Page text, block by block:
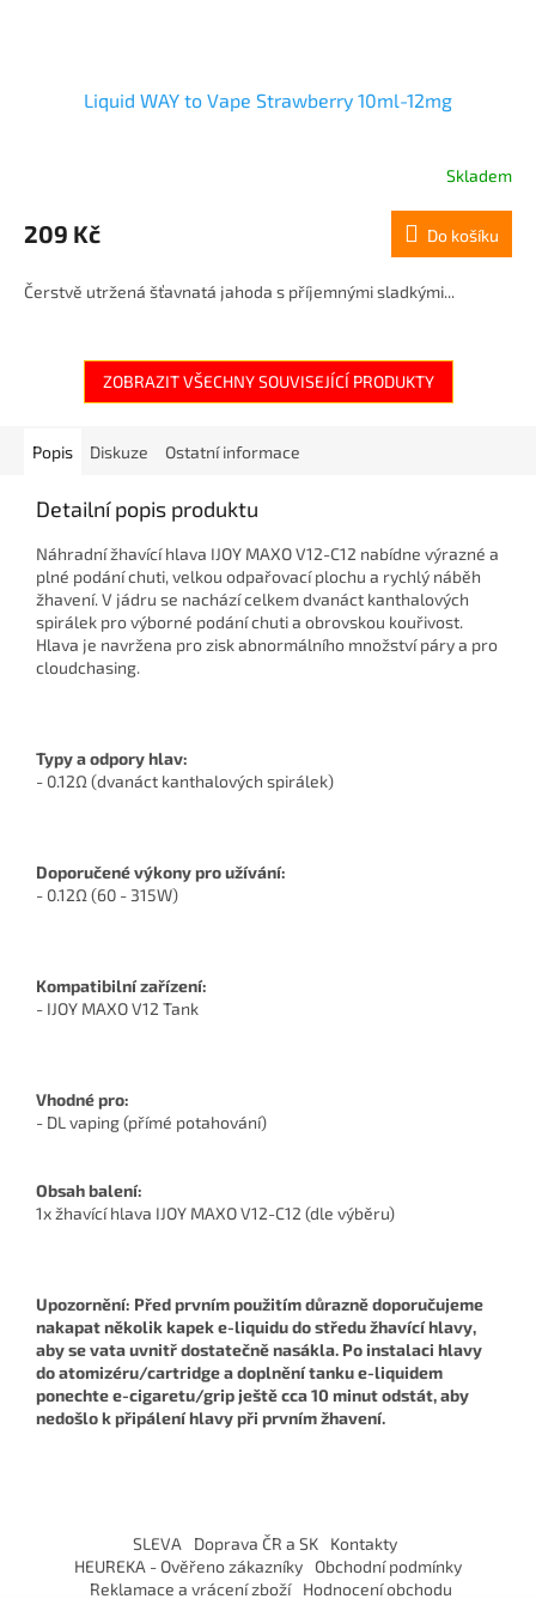
Liquid WAY to Vape Strawberry 10ml-12mg
Skladem
209 Kč Do košíku
Čerstvě utržená šťavnatá jahoda s příjemnými sladkými...
ZOBRAZIT VŠECHNY SOUVISEJÍCÍ PRODUKTY
Popis Diskuze Ostatní informace
Detailní popis produktu
Náhradní žhavící hlava IJOY MAXO V12-C12 nabídne výrazné a
plné podání chuti, velkou odpařovací plochu a rychlý náběh
žhavení. V jádru se nachází celkem dvanáct kanthalových
spirálek pro výborné podání chuti a obrovskou kouřivost.
Hlava je navržena pro zisk abnormálního množství páry a pro
cloudchasing.
Typy a odpory hlav:
- 0.12Ω (dvanáct kanthalových spirálek)
Doporučené výkony pro užívání:
- 0.12Ω (60 - 315W)
Kompatibilní zařízení:
- IJOY MAXO V12 Tank
Vhodné pro:
- DL vaping (přímé potahování)
Obsah balení:
1x žhavící hlava IJOY MAXO V12-C12 (dle výběru)
Upozornění: Před prvním použitím důrazně doporučujeme
nakapat několik kapek e-liquidu do středu žhavící hlavy,
aby se vata uvnitř dostatečně nasákla. Po instalaci hlavy
do atomizéru/cartridge a doplnění tanku e-liquidem
ponechte e-cigaretu/grip ještě cca 10 minut odstát, aby
nedošlo k připálení hlavy při prvním žhavení.
SLEVA Doprava ČR a SK
Kontakty
HEUREKA - Ověřeno zákazníky
Obchodní podmínky
Reklamace a vrácení zboží
Hodnocení obchodu